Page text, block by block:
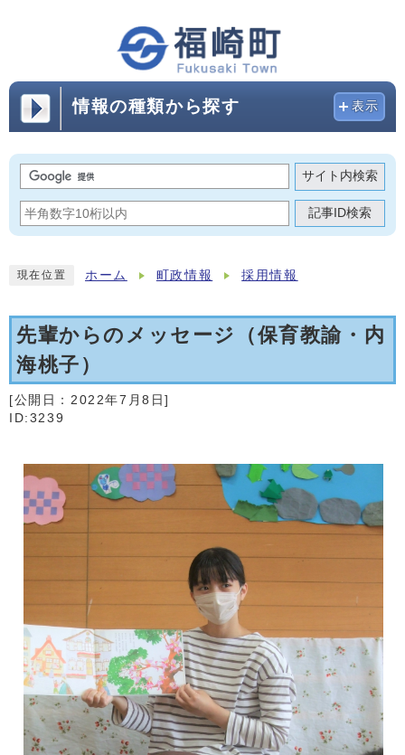
情報の種類から探す 表示
サイト内検索
記事ID検索
現在位置 ホーム 町政情報 採用情報
先輩からのメッセージ（保育教諭・内
海桃子）
[公開日： 2022年7月8日]
ID:3239